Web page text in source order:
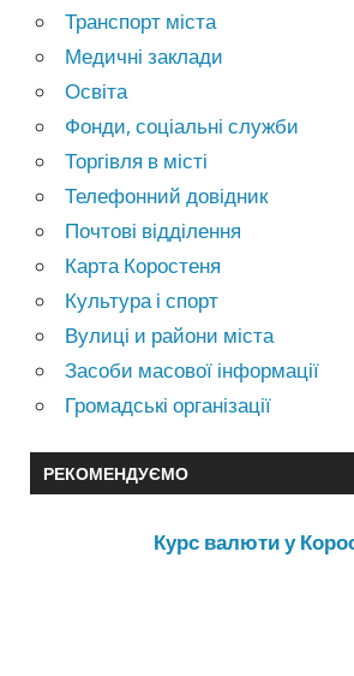
Транспорт міста
Медичні заклади
Освіта
Фонди, соціальні служби
Торгівля в місті
Телефонний довідник
Почтові відділення
Карта Коростеня
Культура і спорт
Вулиці и райони міста
Засоби масової інформації
Громадські організації
РЕКОМЕНДУЄМО
Курс валюти у